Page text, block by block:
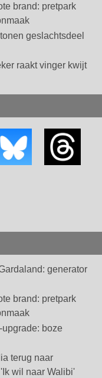
brand: pretpark
geslachtsdeel
raakt vinger kwijt
generator
brand: pretpark
boze
terug naar
wil naar Walibi'